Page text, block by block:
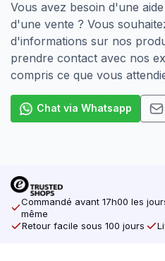
La taille souhaitée ne figure
Demandez toujours à notre
quelles sont les possibilités.
Vous avez besoin d'une
d'une vente ? Vous
d'informations sur nos
prendre contact avec nos
compris ce que vous
Chat via Whatsapp
Commandé avant 17h00 les
même
Retour facile sous 100 jours